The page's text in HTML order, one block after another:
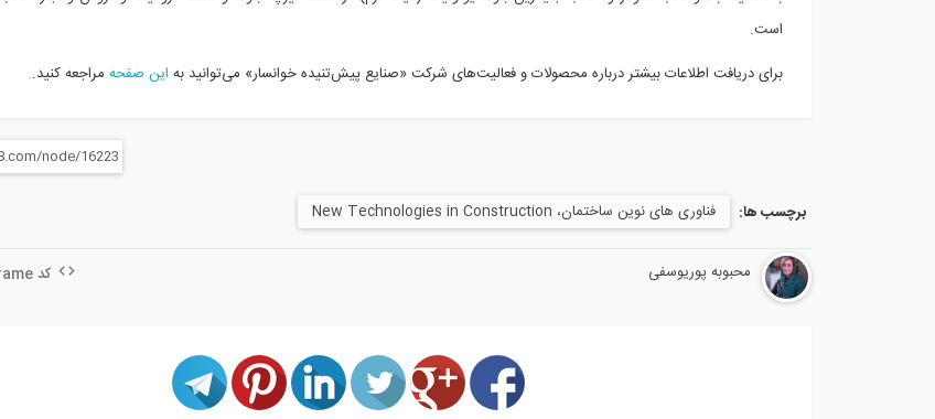
است.
برای دریافت اطلاعات بیشتر درباره محصولات و فعالیت‌های شرکت «صنایع پیش‌تنیده خوانسار» می‌توانید به این صفحه مراجعه کنید.
برچسب ها: فناوری‌ های نوین ساختمان، New Technologies in Construction
محبوبه پوریوسفی کد Iframe